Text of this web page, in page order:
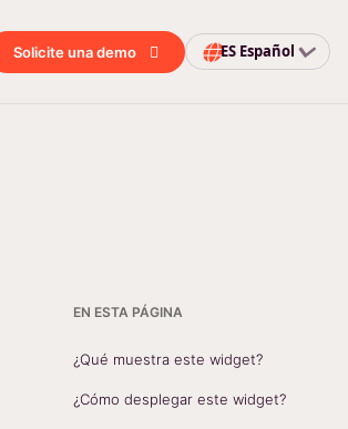
Solicite una demo ES Español
EN ESTA PÁGINA
¿Qué muestra este widget?
¿Cómo desplegar este widget?